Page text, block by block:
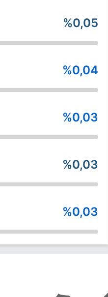
%0,05
%0,04
%0,03
%0,03
%0,03